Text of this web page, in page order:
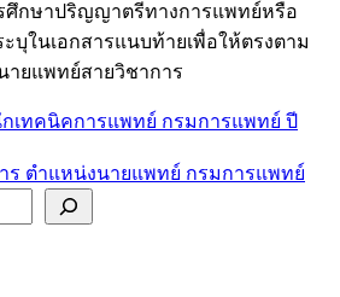
ศึกษาปริญญาตรีทางการแพทย์หรือ
บุในเอกสารแนบท้ายเพื่อให้ตรงตาม
ยแพทย์สายวิชาการ
เทคนิคการแพทย์ กรมการแพทย์ ปี
ร ตำแหน่งนายแพทย์ กรมการแพทย์